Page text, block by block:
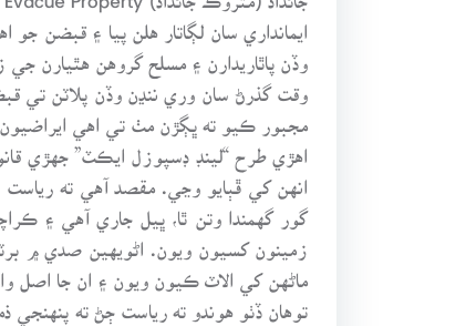
ايمانداري سان لڳاتار هلن پيا ۽
وڏن پاٿاريدارن ۽ مسلح گروهن هٿيارن
وقت گذرڻ سان وري ننڍن وڏن پلاٽن تي
مجبور ڪيو ته ڀڳڙن مٺ تي اهي
انهن کي ڦٻايو وڃي. مقصد آهي ته
گور گهمندا وتن ٿا، ڀيل جاري آهي ۽
زمينون کسيون ويون. اڻويهين صدي ۾
ماڻهن کي الاٽ ڪيون ويون ۽ ان جا اصل
توهان ڏٺو هوندو ته رياست ڄڻ ته